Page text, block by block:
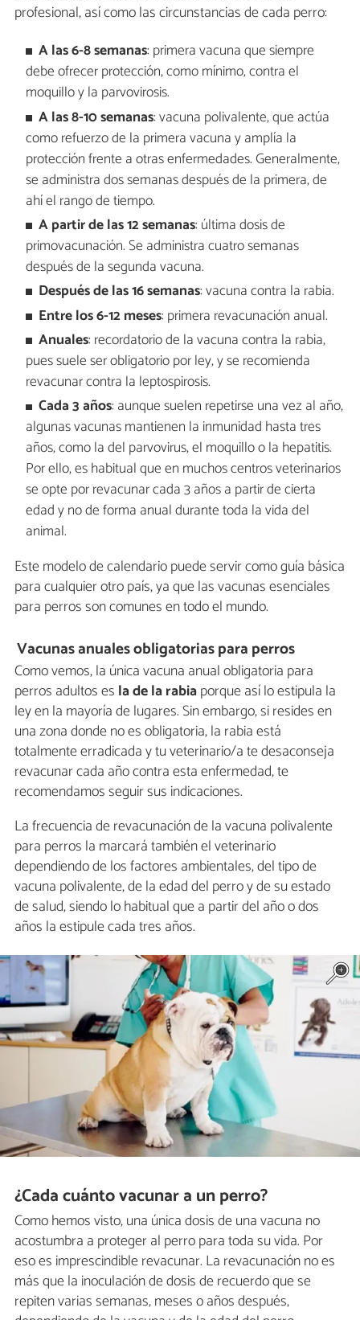
profesional, así como las circunstancias de cada perro:
A las 6-8 semanas: primera vacuna que siempre
debe ofrecer protección, como mínimo, contra el
moquillo y la parvovirosis.
A las 8-10 semanas: vacuna polivalente, que actúa
como refuerzo de la primera vacuna y amplía la
protección frente a otras enfermedades. Generalmente,
se administra dos semanas después de la primera, de
ahí el rango de tiempo.
A partir de las 12 semanas: última dosis de
primovacunación. Se administra cuatro semanas
después de la segunda vacuna.
Después de las 16 semanas: vacuna contra la rabia.
Entre los 6-12 meses: primera revacunación anual.
Anuales: recordatorio de la vacuna contra la rabia,
pues suele ser obligatorio por ley, y se recomienda
revacunar contra la leptospirosis.
Cada 3 años: aunque suelen repetirse una vez al año,
algunas vacunas mantienen la inmunidad hasta tres
años, como la del parvovirus, el moquillo o la hepatitis.
Por ello, es habitual que en muchos centros veterinarios
se opte por revacunar cada 3 años a partir de cierta
edad y no de forma anual durante toda la vida del
animal.
Este modelo de calendario puede servir como guía básica
para cualquier otro país, ya que las vacunas esenciales
para perros son comunes en todo el mundo.
Vacunas anuales obligatorias para perros
Como vemos, la única vacuna anual obligatoria para
perros adultos es la de la rabiaporque así lo estipula la
ley en la mayoría de lugares. Sin embargo, si resides en
una zona donde no es obligatoria, la rabia está
totalmente erradicada y tu veterinario/a te desaconseja
revacunar cada año contra esta enfermedad, te
recomendamos seguir sus indicaciones.
La frecuencia de revacunación de la vacuna polivalente
para perros la marcará también el veterinario
dependiendo de los factores ambientales, del tipo de
vacuna polivalente, de la edad del perro y de su estado
de salud, siendo lo habitual que a partir del año o dos
años la estipule cada tres años.
¿Cada cuánto vacunar a un perro?
Como hemos visto, una única dosis de una vacuna no
acostumbra a proteger al perro para toda su vida. Por
eso es imprescindible revacunar. La revacunación no es
más que la inoculación de dosis de recuerdo que se
repiten varias semanas, meses o años después,